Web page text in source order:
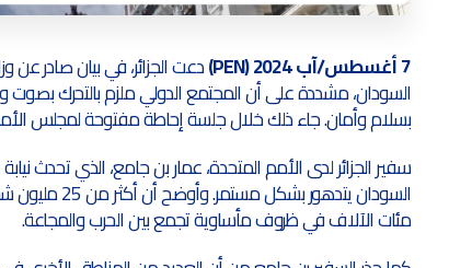
7 أغسطس/آب 2024 (PEN) دعت الجزائر، في بيان صادر عن
السودان، مشددة على أن المجتمع الدولي ملزم بالتحرك
بسلام وأمان. جاء ذلك خلال جلسة إحاطة مفتوحة لمجلس
السودان
مئات الآلاف في ظروف مأساوية تجمع بين الحرب والمجاعة.